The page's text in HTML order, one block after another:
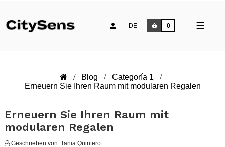
☰
DE 0
Blog
Categoría 1
Erneuern Sie Ihren Raum mit modularen Regalen
Erneuern Sie Ihren Raum mit
modularen Regalen
Geschrieben von: Tania Quintero